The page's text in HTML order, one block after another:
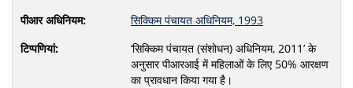
सिक्किम पंचायत अधिनियम, 1993
‘सिक्किम पंचायत (संशोधन) अधिनियम, 2011’ के
अनुसार पीआरआई में महिलाओं के लिए 50% आरक्षण
का प्रावधान किया गया है।